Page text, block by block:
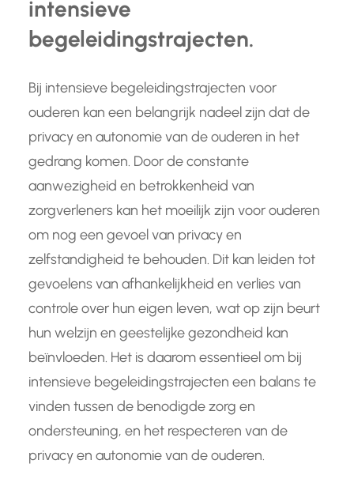
intensieve
begeleidingstrajecten.
Bij intensieve begeleidingstrajecten voor
ouderen kan een belangrijk nadeel zijn dat de
privacy en autonomie van de ouderen in het
gedrang komen. Door de constante
aanwezigheid en betrokkenheid van
zorgverleners kan het moeilijk zijn voor ouderen
om nog een gevoel van privacy en
zelfstandigheid te behouden. Dit kan leiden tot
gevoelens van afhankelijkheid en verlies van
controle over hun eigen leven, wat op zijn beurt
hun welzijn en geestelijke gezondheid kan
beïnvloeden. Het is daarom essentieel om bij
intensieve begeleidingstrajecten een balans te
vinden tussen de benodigde zorg en
ondersteuning, en het respecteren van de
privacy en autonomie van de ouderen.